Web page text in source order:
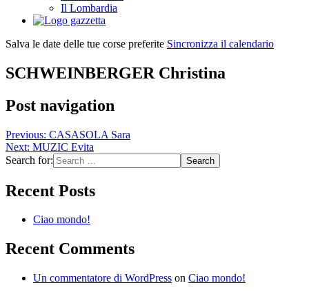
Il Lombardia
Salva le date delle tue corse preferite Sincronizza il calendario
SCHWEINBERGER Christina
Post navigation
Previous: CASASOLA Sara
Next: MUZIC Evita
Search for:
Recent Posts
Ciao mondo!
Recent Comments
Un commentatore di WordPress on Ciao mondo!